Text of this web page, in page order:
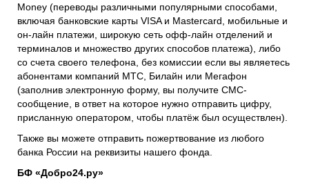
Money (переводы различными популярными способами,
включая банковские карты VISA и Mastercard, мобильные и
он-лайн платежи, широкую сеть офф-лайн отделений и
терминалов и множество других способов платежа), либо
со счета своего телефона, без комиссии если вы являетесь
абонентами компаний МТС, Билайн или Мегафон
(заполнив электронную форму, вы получите СМС-
сообщение, в ответ на которое нужно отправить цифру,
присланную оператором, чтобы платёж был осуществлен).
Также вы можете отправить пожертвование из любого
банка России на реквизиты нашего фонда.
БФ «Добро24.ру»